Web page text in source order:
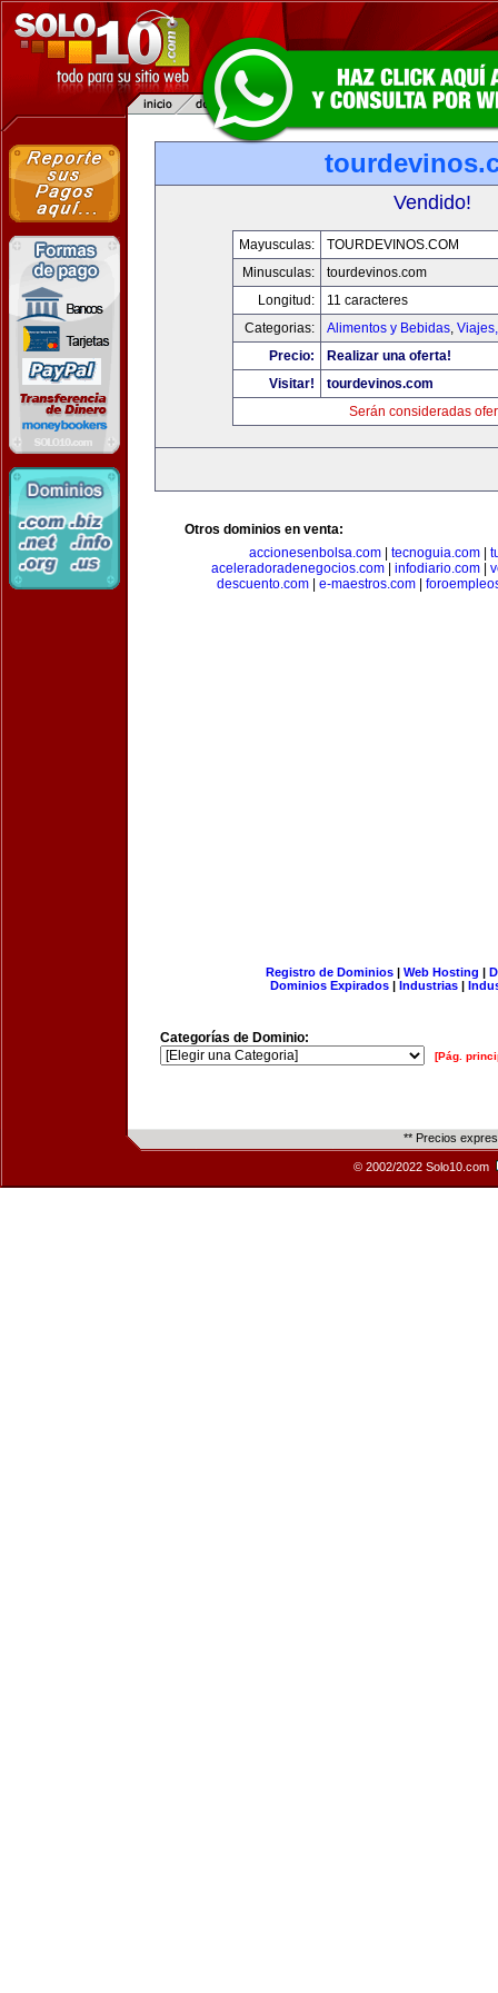
Vendido!
Mayusculas:
TOURDEVINOS.COM
Minusculas:
tourdevinos.com
Longitud:
11 caracteres
Categorias:
Alimentos y Bebidas,
Precio:
Realizar una oferta!
Visitar!
tourdevinos.com
Serán consideradas
Otros dominios en venta:
accionesenbolsa.com
tecnoguia.com
aceleradoradenegocios.com| infodiario.com|
descuento.com
e-maestros.com
Registro de Dominios| Web Hosting |
Dominios Expirados | Industrias |
Categorías de Dominio:
[Pág.
** Precios
© 2002/2022 Solo10.com